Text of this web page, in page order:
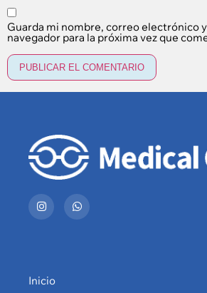
Guarda mi nombre, correo electrónico
navegador para la próxima vez que
Inicio